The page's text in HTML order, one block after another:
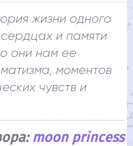
жизни одного
и памяти
они нам ее
моментов
чувств и
moon princess